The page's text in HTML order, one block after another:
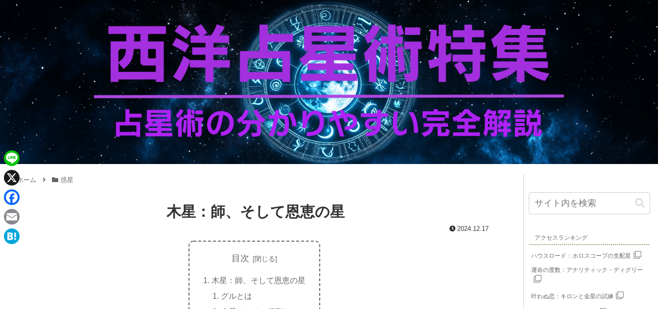
ホーム 惑星
木星：師、そして恩恵の星
2024.12.17
目次
木星：師、そして恩恵の星
グルとは
アクセスランキング
ハウスロード：ホロスコープの支配星
運命の度数：アナリティック・ディグリー
叶わぬ恋：キロンと金星の試練
L
n
e
X
F
a
c
E